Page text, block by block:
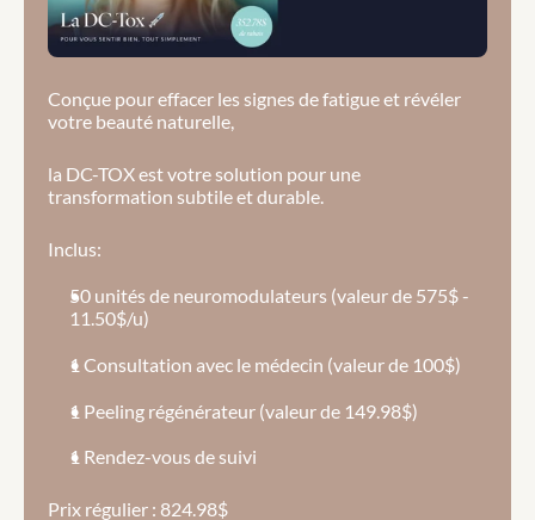
Conçue pour effacer les signes de fatigue et révéler
votre beauté naturelle,
la DC-TOX est votre solution pour une
transformation subtile et durable.
Inclus:
50 unités de neuromodulateurs (valeur de 575$ -
11.50$/u)
1 Consultation avec le médecin (valeur de 100$)
1 Peeling régénérateur (valeur de 149.98$)
1 Rendez-vous de suivi
Prix régulier : 824.98$